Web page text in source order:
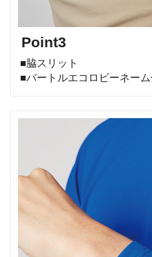
Point3
■脇スリット
■バートルエコロビーネー